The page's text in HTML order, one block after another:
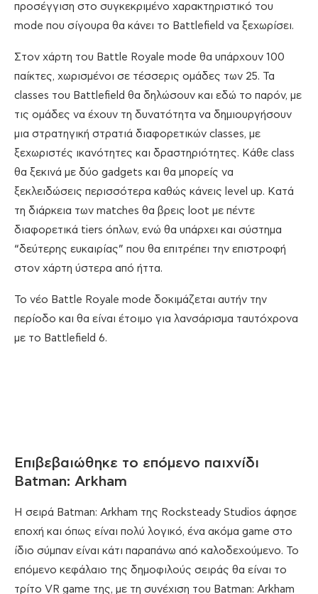
προσέγγιση στο συγκεκριμένο χαρακτηριστικό του
mode που σίγουρα θα κάνει το Battlefield να ξεχωρίσει.
Στον χάρτη του Battle Royale mode θα υπάρχουν 100
παίκτες, χωρισμένοι σε τέσσερις ομάδες των 25. Τα
classes του Battlefield θα δηλώσουν και εδώ το παρόν, με
τις ομάδες να έχουν τη δυνατότητα να δημιουργήσουν
μια στρατηγική στρατιά διαφορετικών classes, με
ξεχωριστές ικανότητες και δραστηριότητες. Κάθε class
θα ξεκινά με δύο gadgets και θα μπορείς να
ξεκλειδώσεις περισσότερα καθώς κάνεις level up. Κατά
τη διάρκεια των matches θα βρεις loot με πέντε
διαφορετικά tiers όπλων, ενώ θα υπάρχει και σύστημα
“δεύτερης ευκαιρίας” που θα επιτρέπει την επιστροφή
στον χάρτη ύστερα από ήττα.
Το νέο Battle Royale mode δοκιμάζεται αυτήν την
περίοδο και θα είναι έτοιμο για λανσάρισμα ταυτόχρονα
με το Battlefield 6.
Επιβεβαιώθηκε το επόμενο παιχνίδι
Batman: Arkham
Η σειρά Batman: Arkham της Rocksteady Studios άφησε
εποχή και όπως είναι πολύ λογικό, ένα ακόμα game στο
ίδιο σύμπαν είναι κάτι παραπάνω από καλοδεχούμενο. Το
επόμενο κεφάλαιο της δημοφιλούς σειράς θα είναι το
τρίτο VR game της, με τη συνέχιση του Batman: Arkham